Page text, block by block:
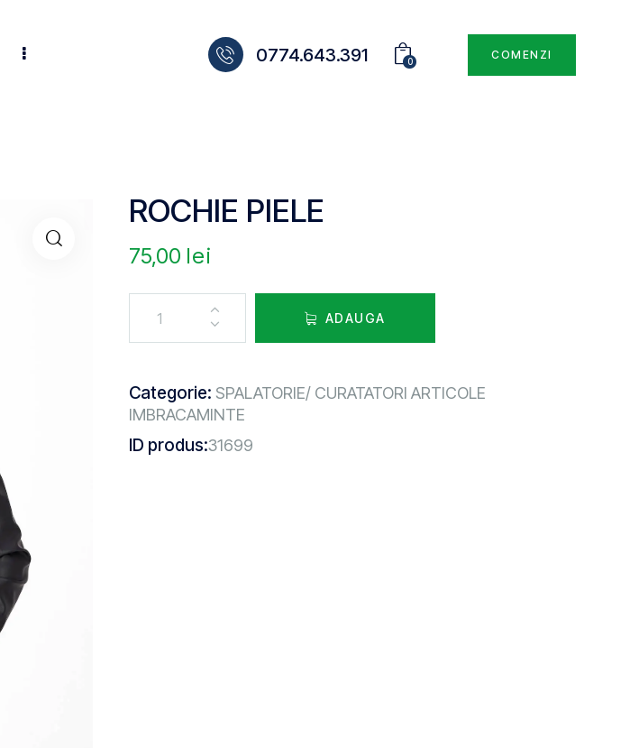
0774.643.391 0
COMENZI
ROCHIE PIELE
75,00 lei
ADAUGA
Categorie: SPALATORIE/ CURATATORI ARTICOLE
IMBRACAMINTE
ID produs:31699